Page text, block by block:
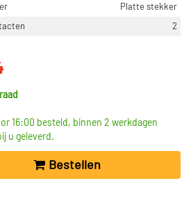
Platte stekker
2
16:00 besteld, binnen 2 werkdagen
u geleverd.
Bestellen